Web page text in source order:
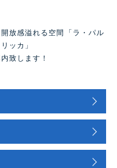
放感溢れる空間「ラ・パル
ッカ」
致します！